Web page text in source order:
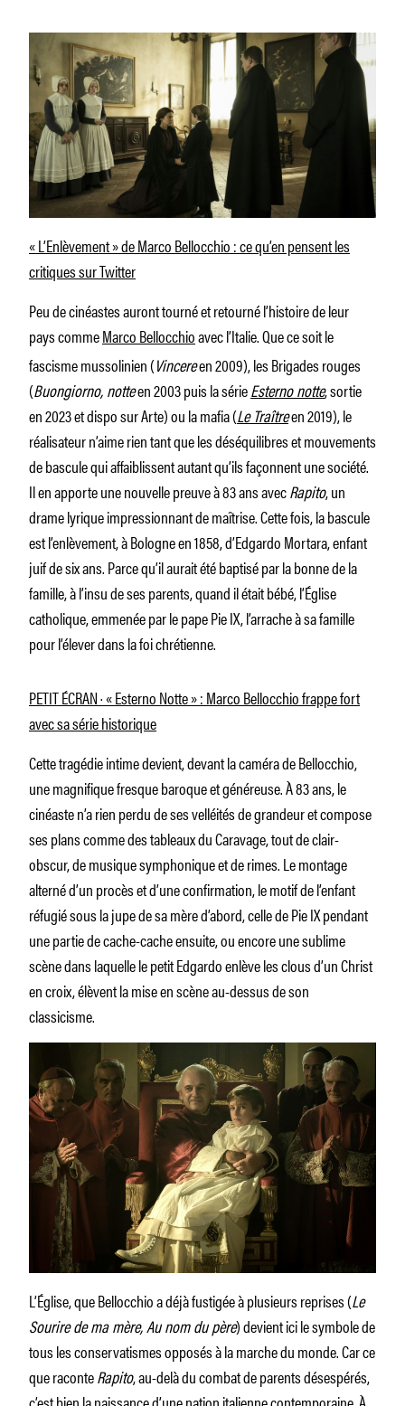
« L’Enlèvement » de Marco Bellocchio : ce qu’en pensent les
critiques sur Twitter
Peu de cinéastes auront tourné et retourné l’histoire de leur
pays commeMarco Bellocchioavec l’Italie. Que ce soit le
fascisme mussolinien (Vincereen 2009), les Brigades rouges
(Buongiorno, notteen 2003 puis la sérieEsterno notte, sortie
en 2023 et dispo sur Arte) ou la mafia (Le Traîtreen 2019), le
réalisateur n’aime rien tant que les déséquilibres et mouvements
de bascule qui affaiblissent autant qu’ils façonnent une société.
Il en apporte une nouvelle preuve à 83 ans avecRapito, un
drame lyrique impressionnant de maîtrise. Cette fois, la bascule
est l’enlèvement, à Bologne en 1858, d’Edgardo Mortara, enfant
juif de six ans. Parce qu’il aurait été baptisé par la bonne de la
famille, à l’insu de ses parents, quand il était bébé, l’Église
catholique, emmenée par le pape Pie IX, l’arrache à sa famille
pour l’élever dans la foi chrétienne.
PETIT ÉCRAN · « Esterno Notte » : Marco Bellocchio frappe fort
avec sa série historique
Cette tragédie intime devient, devant la caméra de Bellocchio,
une magnifique fresque baroque et généreuse. À 83 ans, le
cinéaste n’a rien perdu de ses velléités de grandeur et compose
ses plans comme des tableaux du Caravage, tout de clair-
obscur, de musique symphonique et de rimes. Le montage
alterné d’un procès et d’une confirmation, le motif de l’enfant
réfugié sous la jupe de sa mère d’abord, celle de Pie IX pendant
une partie de cache-cache ensuite, ou encore une sublime
scène dans laquelle le petit Edgardo enlève les clous d’un Christ
en croix, élèvent la mise en scène au-dessus de son
classicisme.
L’Église, que Bellocchio a déjà fustigée à plusieurs reprises (Le
Sourire de ma mère, Au nom du père) devient ici le symbole de
tous les conservatismes opposés à la marche du monde. Car ce
que raconteRapito, au-delà du combat de parents désespérés,